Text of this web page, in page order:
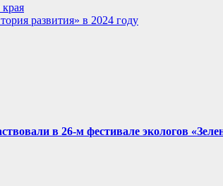
развития» в 2024 году
в 26-м фестивале экологов